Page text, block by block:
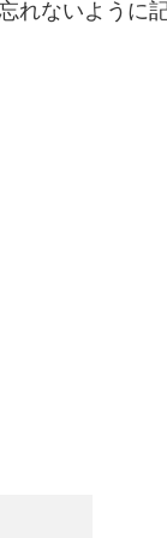
れないように